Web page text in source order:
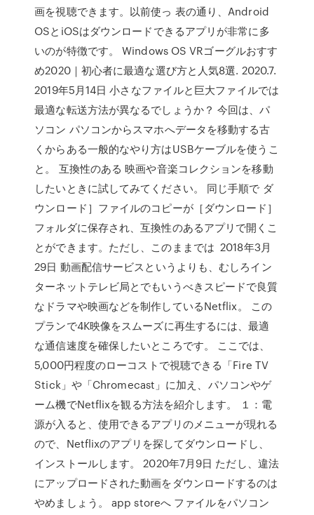
画を視聴できます。以前使っ 表の通り、Android
OSとiOSはダウンロードできるアプリが非常に多
いのが特徴です。 Windows OS VRゴーグルおすす
め2020｜初心者に最適な選び方と人気8選. 2020.7.
2019年5月14日 小さなファイルと巨大ファイルでは
最適な転送方法が異なるでしょうか？ 今回は、パ
ソコン パソコンからスマホへデータを移動する古
くからある一般的なやり方はUSBケーブルを使うこ
と。 互換性のある 映画や音楽コレクションを移動
したいときに試してみてください。 同じ手順で ダ
ウンロード］ファイルのコピーが［ダウンロード］
フォルダに保存され、互換性のあるアプリで開くこ
とができます。ただし、このままでは 2018年3月
29日 動画配信サービスというよりも、むしろイン
ターネットテレビ局とでもいうべきスピードで良質
なドラマや映画などを制作しているNetflix。 この
プランで4K映像をスムーズに再生するには、最適
な通信速度を確保したいところです。 ここでは、
5,000円程度のローコストで視聴できる「Fire TV
Stick」や「Chromecast」に加え、パソコンやゲ
ーム機でNetflixを観る方法を紹介します。 １：電
源が入ると、使用できるアプリのメニューが現れる
ので、Netflixのアプリを探してダウンロードし、
インストールします。 2020年7月9日 ただし、違法
にアップロードされた動画をダウンロードするのは
やめましょう。 app storeへ ファイルをパソコン